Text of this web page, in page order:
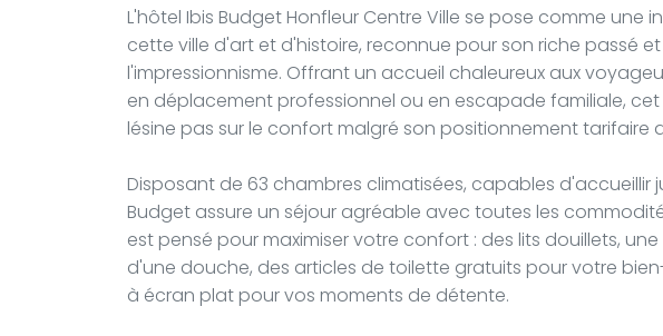
L'hôtel Ibis Budget Honfleur Centre Ville se pose comme une
cette ville d'art et d'histoire, reconnue pour son riche passé
l'impressionnisme. Offrant un accueil chaleureux aux
en déplacement professionnel ou en escapade familiale,
lésine pas sur le confort malgré son positionnement tarifaire
Disposant de 63 chambres climatisées, capables d'accueillir
Budget assure un séjour agréable avec toutes les
est pensé pour maximiser votre confort : des lits douillets,
d'une douche, des articles de toilette gratuits pour votre
à écran plat pour vos moments de détente.